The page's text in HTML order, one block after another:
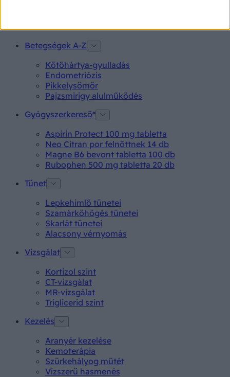
Betegségek A-Z
Kötőhártya-gyulladás
Endometriózis
Pikkelysömör
Pajzsmirigy alulműködés
Gyógyszerkereső*
Aspirin Protect 100 mg tabletta
Neo Citran por felnőttnek 14 db
Magne B6 bevont tabletta 100 db
Rubophen 500 mg tabletta 20 db
Tünet
Lepkehimlő tünetei
Szamárköhögés tünetei
Skarlát tünetei
Alacsony vérnyomás
Vizsgálat
Kortizol szint
CT-vizsgálat
MR-vizsgálat
Triglicerid szint
Kezelés
Aranyér kezelése
Kemoterápia
Szürkehályog műtét
Vízszerű hasmenés